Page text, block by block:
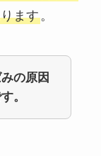
ます。
の原因
。